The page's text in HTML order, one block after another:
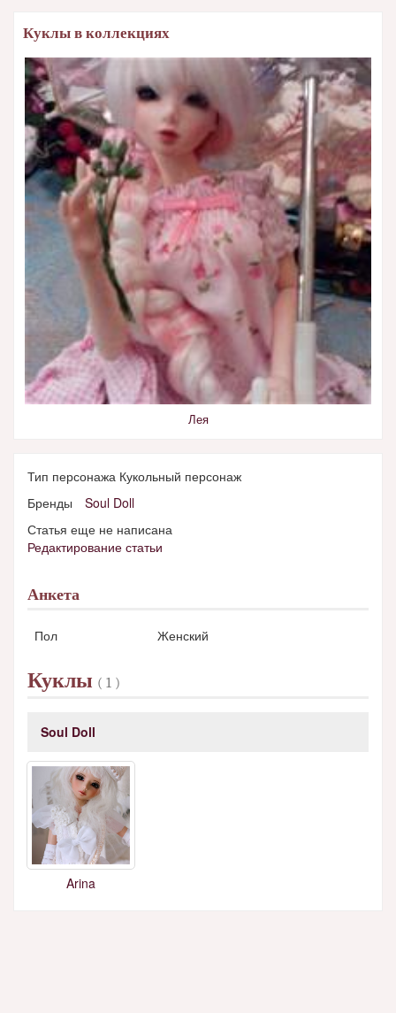
Куклы в коллекциях
Лея
Тип персонажа Кукольный персонаж
Бренды
Soul Doll
Статья еще не написана
Редактирование статьи
Анкета
Пол Женский
Куклы ( 1 )
Soul Doll
Arina